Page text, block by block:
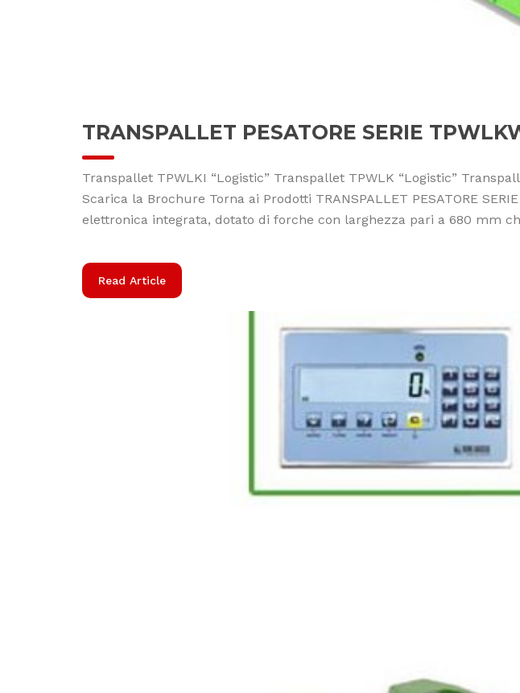
TRANSPALLET PESATORE SERIE
Transpallet TPWLKI “Logistic” Transpallet TPWLK “Logistic”
Scarica la Brochure Torna ai Prodotti TRANSPALLET PESATORE
elettronica integrata, dotato di forche con larghezza pari a 680 mm
Read Article